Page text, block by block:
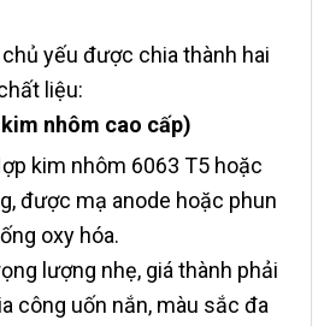
yếu được chia thành hai
liệu:
nhôm cao cấp)
kim nhôm 6063 T5 hoặc
được mạ anode hoặc phun
oxy hóa.
lượng nhẹ, giá thành phải
công uốn nắn, màu sắc đa